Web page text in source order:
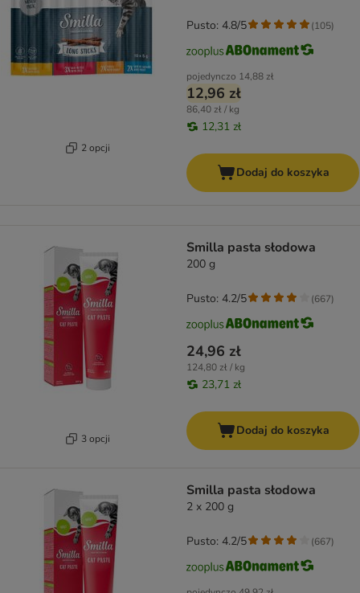
2 opcji
pojedynczo 14,88 zł
12,96 zł
86,40 zł / kg
12,31 zł
Pusto: 4.8/5 (105)
Dodaj do koszyka
3 opcji
Smilla pasta słodowa
200 g
24,96 zł
124,80 zł / kg
23,71 zł
Pusto: 4.2/5 (667)
Dodaj do koszyka
Smilla pasta słodowa
2 x 200 g
Pusto: 4.2/5 (667)